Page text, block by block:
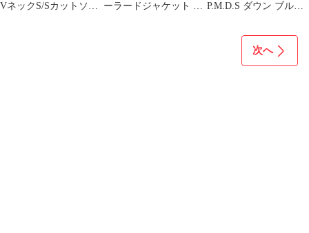
VネックS/Sカットソー
ーラードジャケット S
P.M.D.S ダウン ブルゾ
次へ